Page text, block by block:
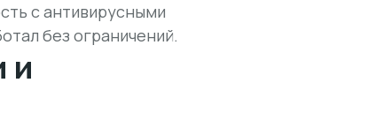
с антивирусными
без ограничений.
и